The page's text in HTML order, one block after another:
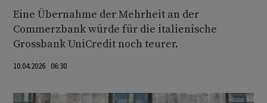
Eine Übernahme der Mehrheit an der
Commerzbank würde für die italienische
Grossbank UniCredit noch teurer.
10.04.2026 06:30